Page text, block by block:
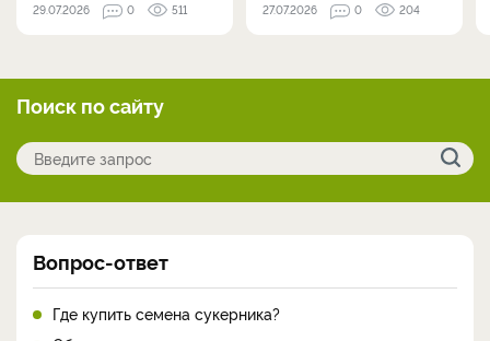
29.07.2026 0 511 27.07.2026 0 204
Поиск по сайту
Вопрос-ответ
Где купить семена сукерника?